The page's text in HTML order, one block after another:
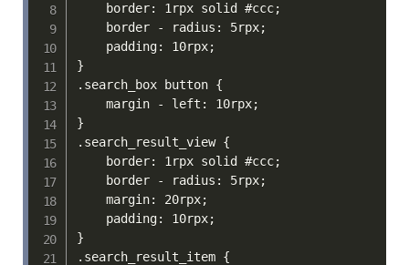
    border: 1rpx solid #ccc;
    border - radius: 5rpx;
    padding: 10rpx;
}
.search_box button {
    margin - left: 10rpx;
}
.search_result_view {
    border: 1rpx solid #ccc;
    border - radius: 5rpx;
    margin: 20rpx;
    padding: 10rpx;
}
.search_result_item {